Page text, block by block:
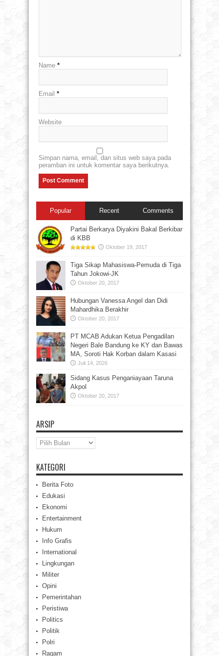
Name *
Email *
Website
Simpan nama, email, dan situs web saya pada
peramban ini untuk komentar saya berikutnya.
Popular Recent Comments
Partai Berkarya Diyakini Bakal Berkibar
di KBB
Oktober 19, 2017
Tiga Sikap Mahasiswa-Pemuda di Tiga
Tahun Jokowi-JK
Oktober 20, 2017
Hubungan Vanessa Angel dan Didi
Mahardhika Berakhir
Oktober 20, 2017
PT MCAB Adukan Ketua Pengadilan
Negeri Bale Bandung ke KY dan Bawas
MA, Soroti Hak Korban dalam Kasasi
Juli 14, 2026
Sidang Kasus Penganiayaan Taruna
Akpol
Oktober 20, 2017
ARSIP
Arsip
KATEGORI
Berita Foto
Edukasi
Ekonomi
Entertainment
Hukum
Info Grafis
International
Lingkungan
Militer
Opini
Pemerintahan
Peristiwa
Politics
Politik
Polri
Ragam